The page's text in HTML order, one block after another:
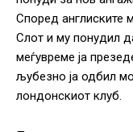
Според англиските
Слот и му понудил
меѓувреме ја
љубезно ја одбил
лондонскиот клуб.